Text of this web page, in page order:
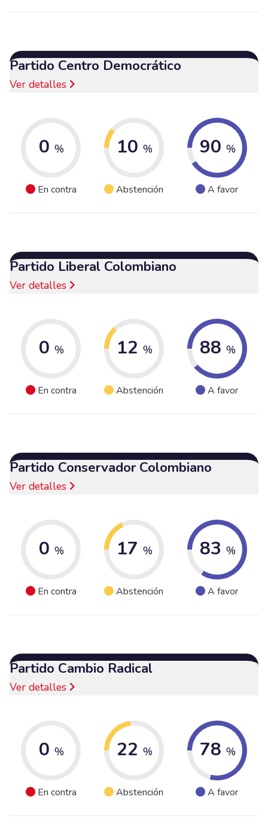
Partido Centro Democrático
Ver detalles
0 %
En contra
10 %
Abstención
90 %
A favor
Partido Liberal Colombiano
Ver detalles
0 %
En contra
12 %
Abstención
88 %
A favor
Partido Conservador Colombiano
Ver detalles
0 %
En contra
17 %
Abstención
83 %
A favor
Partido Cambio Radical
Ver detalles
0 %
En contra
22 %
Abstención
78 %
A favor